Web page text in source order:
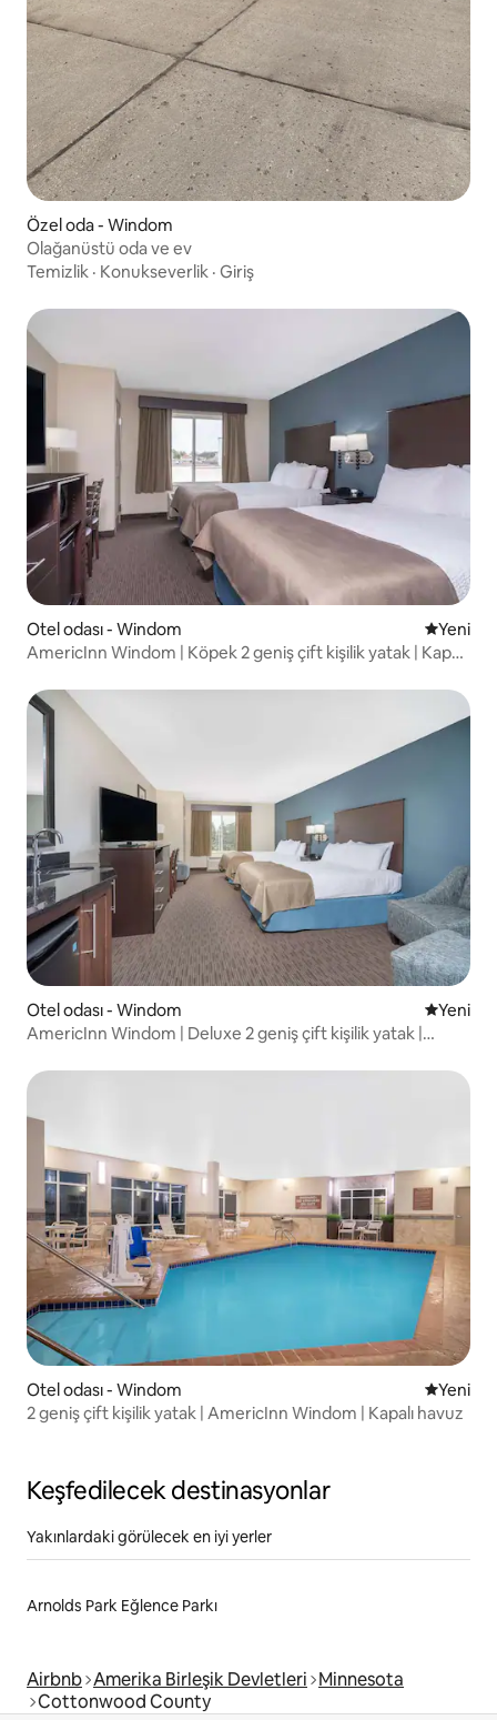
Özel oda - Windom
Olağanüstü oda ve ev
Temizlik · Konukseverlik · Giriş
Otel odası - Windom Yeni
Yeni
AmericInn Windom | Köpek 2 geniş çift kişilik yatak | Kapalı
Otel odası - Windom Yeni
Yeni
AmericInn Windom | Deluxe 2 geniş çift kişilik yatak |
Otel odası - Windom Yeni
Yeni
2 geniş çift kişilik yatak | AmericInn Windom | Kapalı havuz
Keşfedilecek destinasyonlar
Yakınlardaki görülecek en iyi yerler
Arnolds Park Eğlence Parkı
Airbnb Amerika Birleşik Devletleri Minnesota
Cottonwood County